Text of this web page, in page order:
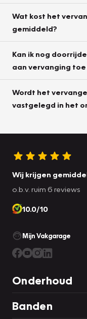
Wat kost het
gemiddeld?
Kan ik nog
aan vervanging toe
Wordt het
vastgelegd in het
Wij krijgen
o.b.v. ruim 6 reviews
10.0/10
Mijn Vakgarage
Onderhoud
Banden